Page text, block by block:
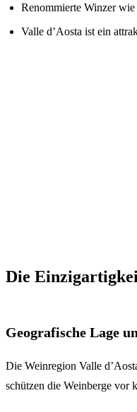
Renommierte Winzer
Valle d’Aosta ist ein
Die
Geografische Lage
Die Weinregion Valle
schützen die Weinberge vor